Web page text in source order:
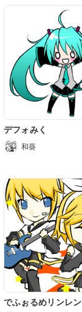
デフォみく
和葵
でふぉるめリンレン